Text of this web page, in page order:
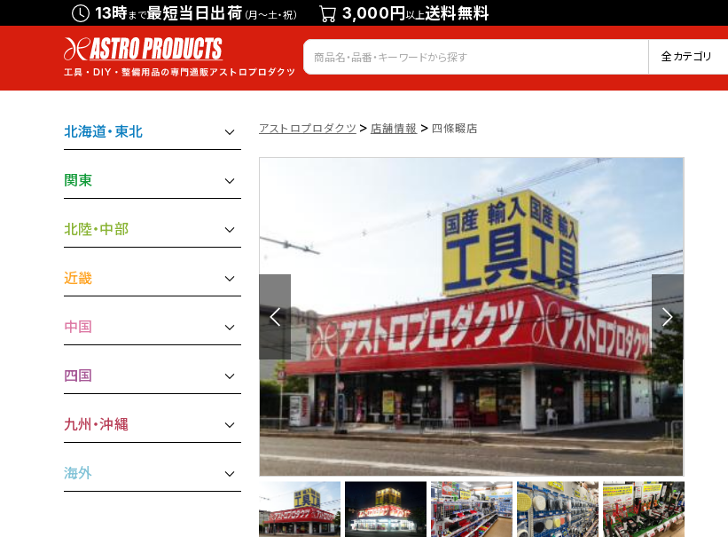
13時まで最短当日出荷 （月～土・祝） 3,000円以上送料無料
会員登録 ログイン お気に入り
全カテゴリ
北海道・東北
関東
北陸・中部
近畿
中国
四国
九州・沖縄
海外
アストロプロダクツ > 店舗情報 > 四條畷店